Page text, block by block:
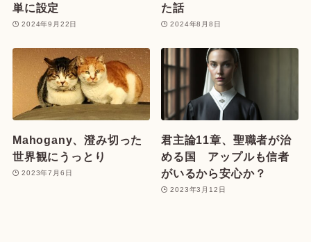
単に設定
2024年9月22日
た話
2024年8月8日
Mahogany、澄み切った
世界観にうっとり
2023年7月6日
君主論11章、聖職者が治
める国 アップルも信者
がいるから安心か？
2023年3月12日